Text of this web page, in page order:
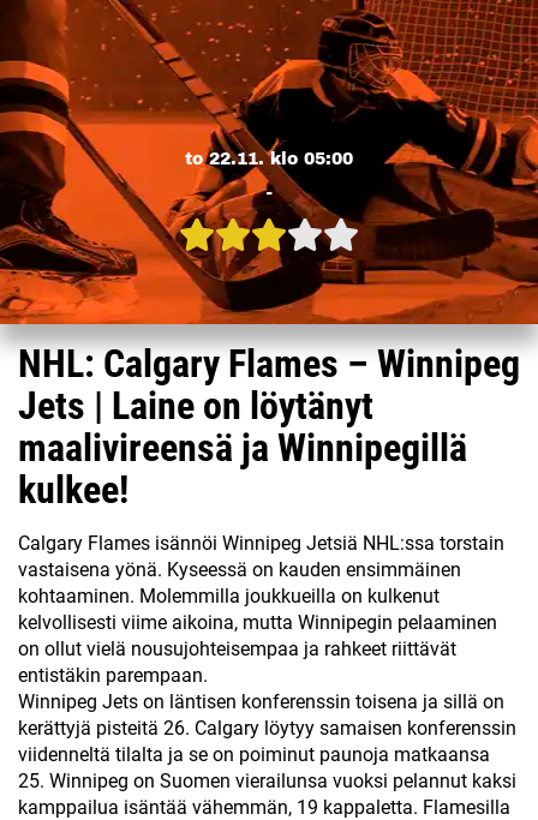
to 22.11. klo 05:00
-
NHL: Calgary Flames – Winnipeg
Jets | Laine on löytänyt
maalivireensä ja Winnipegillä
kulkee!
Calgary Flames isännöi Winnipeg Jetsiä NHL:ssa torstain
vastaisena yönä. Kyseessä on kauden ensimmäinen
kohtaaminen. Molemmilla joukkueilla on kulkenut
kelvollisesti viime aikoina, mutta Winnipegin pelaaminen
on ollut vielä nousujohteisempaa ja rahkeet riittävät
entistäkin parempaan.
Winnipeg Jets on läntisen konferenssin toisena ja sillä on
kerättyjä pisteitä 26. Calgary löytyy samaisen konferenssin
viidenneltä tilalta ja se on poiminut paunoja matkaansa
25. Winnipeg on Suomen vierailunsa vuoksi pelannut kaksi
kamppailua isäntää vähemmän, 19 kappaletta. Flamesilla